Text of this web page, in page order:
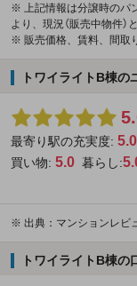
※ 上記情報は分譲時のパ
より、現況（販売中物件）
※ 販売価格、賃料、間取
トワイライトB棟の
最寄り駅の充実度: 5.0
買い物: 5.0 暮らし:
※ 出典：マンションレビ
トワイライトB棟の